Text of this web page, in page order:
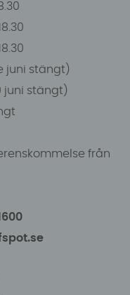
juni stängt)
juni stängt)
från